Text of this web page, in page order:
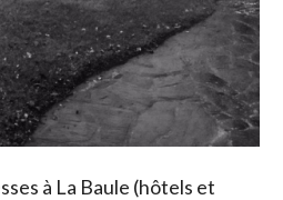
à La Baule (hôtels et